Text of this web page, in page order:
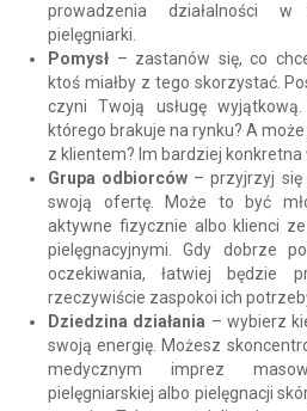
prowadzenia działalności
pielęgniarki.
Pomysł – zastanów się, co
ktoś miałby z tego skorzystać.
czyni Twoją usługę
którego brakuje na rynku? A
z klientem? Im bardziej konkretna
Grupa odbiorców – przyjrzyj się
swoją ofertę. Może to być
aktywne fizycznie albo klienci
pielęgnacyjnymi. Gdy dobrze
oczekiwania, łatwiej będzie
rzeczywiście zaspokoi ich
Dziedzina działania – wybierz
swoją energię. Możesz
medycznym imprez
pielęgniarskiej albo pielęgnacji